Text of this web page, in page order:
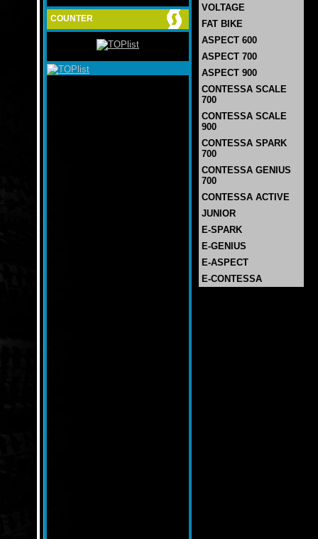
COUNTER
VOLTAGE
FAT BIKE
ASPECT 600
ASPECT 700
ASPECT 900
CONTESSA SCALE
700
CONTESSA SCALE
900
CONTESSA SPARK
700
CONTESSA GENIUS
700
CONTESSA ACTIVE
JUNIOR
E-SPARK
E-GENIUS
E-ASPECT
E-CONTESSA